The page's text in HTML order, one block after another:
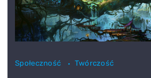
Społeczność Twórczość